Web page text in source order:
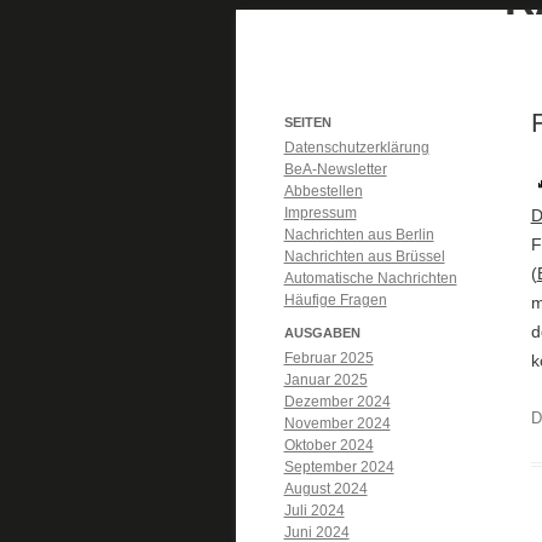
(
SEITEN
Datenschutzerklärung
BeA-Newsletter
Abbestellen
Impressum
Nachrichten aus Berlin
Nachrichten aus Brüssel
Automatische Nachrichten
Häufige Fragen
AUSGABEN
Februar 2025
Januar 2025
Dezember 2024
November 2024
Oktober 2024
September 2024
August 2024
Juli 2024
Juni 2024